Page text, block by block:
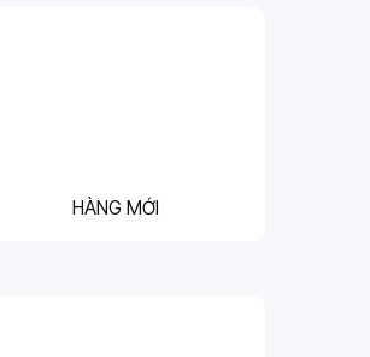
HÀNG MỚI